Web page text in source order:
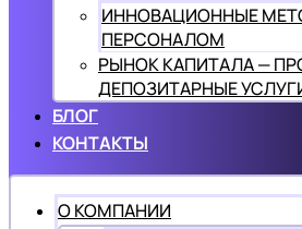
ИННОВАЦИОННЫЕ
ПЕРСОНАЛОМ
РЫНОК КАПИТАЛА —
ДЕПОЗИТАРНЫЕ
БЛОГ
КОНТАКТЫ
О КОМПАНИИ